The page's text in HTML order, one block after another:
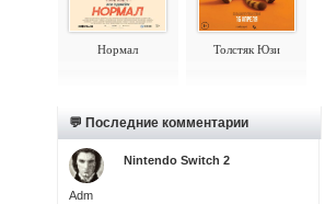
Нормал Толстяк Юзи
💬 Последние комментарии
Adm
Nintendo Switch 2